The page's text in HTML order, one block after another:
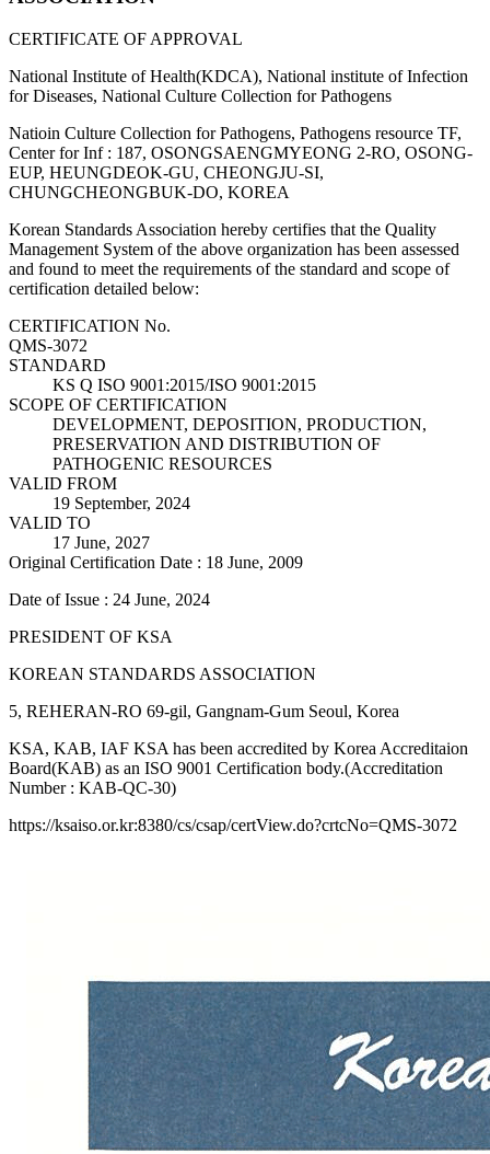
CERTIFICATE OF APPROVAL
National Institute of Health(KDCA), National institute of Infection
for Diseases, National Culture Collection for Pathogens
Natioin Culture Collection for Pathogens, Pathogens resource TF,
Center for Inf : 187, OSONGSAENGMYEONG 2-RO, OSONG-
EUP, HEUNGDEOK-GU, CHEONGJU-SI,
CHUNGCHEONGBUK-DO, KOREA
Korean Standards Association hereby certifies that the Quality
Management System of the above organization has been assessed
and found to meet the requirements of the standard and scope of
certification detailed below:
CERTIFICATION No.
QMS-3072
STANDARD
KS Q ISO 9001:2015/ISO 9001:2015
SCOPE OF CERTIFICATION
DEVELOPMENT, DEPOSITION, PRODUCTION,
PRESERVATION AND DISTRIBUTION OF
PATHOGENIC RESOURCES
VALID FROM
19 September, 2024
VALID TO
17 June, 2027
Original Certification Date : 18 June, 2009
Date of Issue : 24 June, 2024
PRESIDENT OF KSA
KOREAN STANDARDS ASSOCIATION
5, REHERAN-RO 69-gil, Gangnam-Gum Seoul, Korea
KSA, KAB, IAF KSA has been accredited by Korea Accreditaion
Board(KAB) as an ISO 9001 Certification body.(Accreditation
Number : KAB-QC-30)
https://ksaiso.or.kr:8380/cs/csap/certView.do?crtcNo=QMS-3072